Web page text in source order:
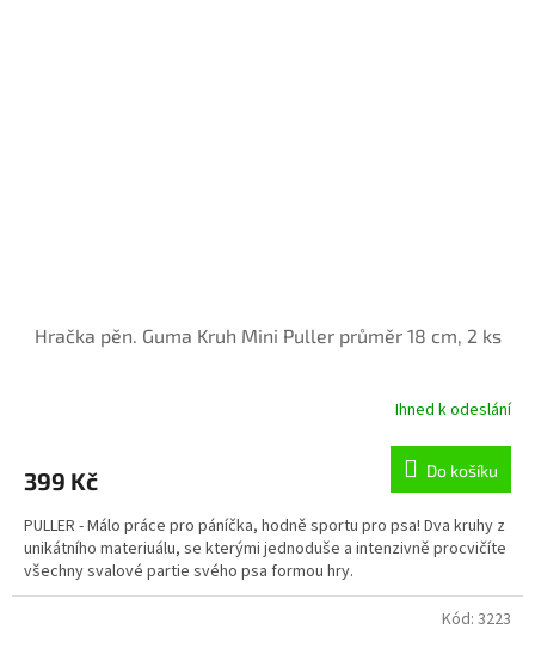
Hračka pěn. Guma Kruh Mini Puller průměr 18 cm, 2 ks
Ihned k odeslání
399 Kč Do košíku
PULLER - Málo práce pro páníčka, hodně sportu pro psa! Dva kruhy z
unikátního materiuálu, se kterými jednoduše a intenzivně procvičíte
všechny svalové partie svého psa formou hry.
Kód: 3223